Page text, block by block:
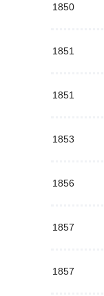
1850
1851
1851
1853
1856
1857
1857